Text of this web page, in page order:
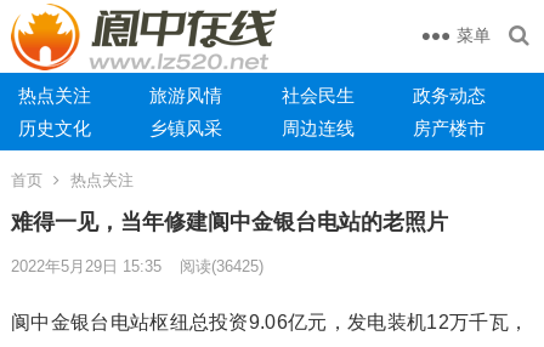
菜单
热点关注 旅游风情 社会民生
政务动态
历史文化
乡镇风采 周边连线 房产楼市
首页 热点关注
难得一见，当年修建阆中金银台电站的老照片
2022年5月29日 15:35 阅读(36425)
阆中金银台电站枢纽总投资9.06亿元，发电装机12万千瓦，